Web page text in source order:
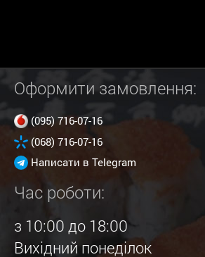
Оформити замовлення:
(095) 716-07-16
(068) 716-07-16
Написати в Telegram
Час роботи:
з 10:00 до 18:00
Вихідний понеділок